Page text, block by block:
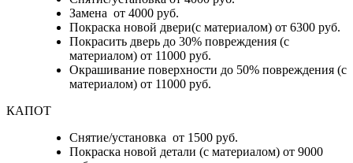
Замена от 4000 руб.
Покраска новой двери(с материалом) от 6300 руб.
Покрасить дверь до 30% повреждения (с
материалом) от 11000 руб.
Окрашивание поверхности до 50% повреждения (с
материалом) от 11000 руб.
КАПОТ
Снятие/установка от 1500 руб.
Покраска новой детали (с материалом) от 9000